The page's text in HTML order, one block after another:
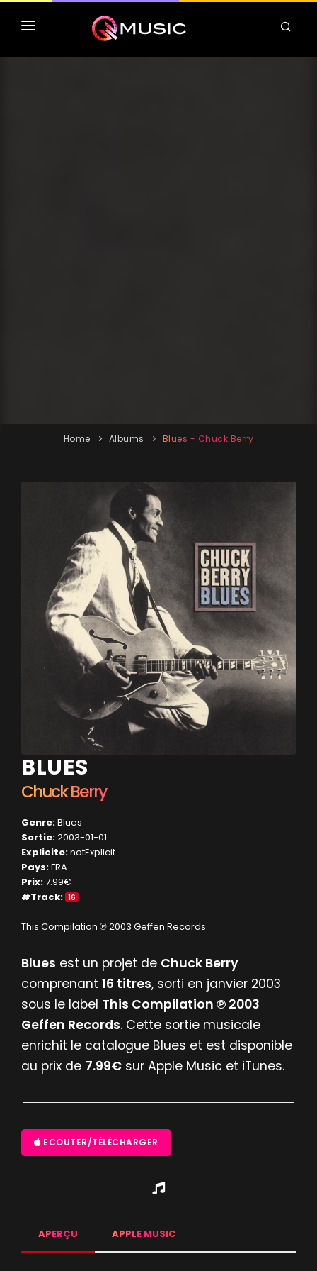
TOP MP3 ITUNES
Home Albums Blues - Chuck Berry
BLUES
Chuck Berry
Genre:Blues
Sortie:2003-01-01
Explicite:notExplicit
Pays:FRA
Prix:7.99€
#Track: 16
This Compilation ℗ 2003 Geffen Records
Blues est un projet de Chuck Berry
comprenant 16 titres, sorti en janvier 2003
sous le label This Compilation ℗ 2003
Geffen Records. Cette sortie musicale
enrichit le catalogue Blues et est disponible
au prix de 7.99€ sur Apple Music et iTunes.
ECOUTER/TÉLÉCHARGER
APERÇU APPLE MUSIC